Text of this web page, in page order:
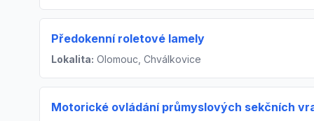
Předokenní roletové lamely
Lokalita: Olomouc, Chválkovice
Motorické ovládání průmyslových sekčních